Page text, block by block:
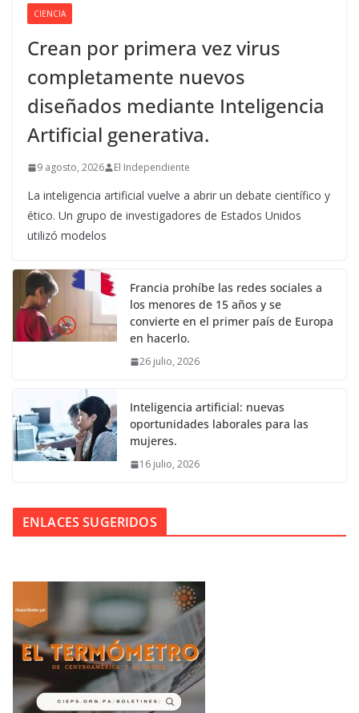
CIENCIA
Crean por primera vez virus
completamente nuevos
diseñados mediante Inteligencia
Artificial generativa.
9 agosto, 2026 El Independiente
La inteligencia artificial vuelve a abrir un debate científico y
ético. Un grupo de investigadores de Estados Unidos
utilizó modelos
Francia prohíbe las redes sociales a
los menores de 15 años y se
convierte en el primer país de Europa
en hacerlo.
26 julio, 2026
Inteligencia artificial: nuevas
oportunidades laborales para las
mujeres.
16 julio, 2026
ENLACES SUGERIDOS